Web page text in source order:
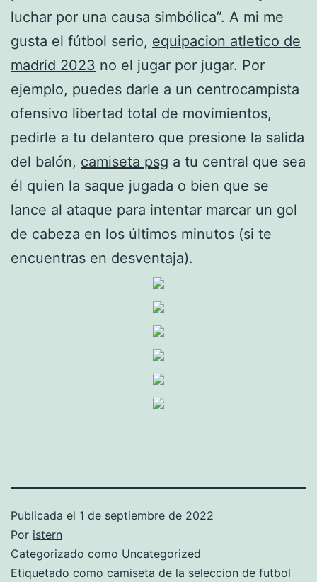
luchar por una causa simbólica”. A mi me
gusta el fútbol serio, equipacion atletico de
madrid 2023 no el jugar por jugar. Por
ejemplo, puedes darle a un centrocampista
ofensivo libertad total de movimientos,
pedirle a tu delantero que presione la salida
del balón, camiseta psg a tu central que sea
él quien la saque jugada o bien que se
lance al ataque para intentar marcar un gol
de cabeza en los últimos minutos (si te
encuentras en desventaja).
Publicada el 1 de septiembre de 2022
Por istern
Categorizado como Uncategorized
Etiquetado como camiseta de la seleccion de futbol